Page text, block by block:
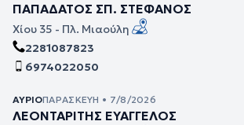
ΠΑΠΑΔΑΤΟΣ ΣΠ. ΣΤΕΦΑΝΟΣ
Χίου 35 - Πλ. Μιαούλη
2281087823
6974022050
ΑΎΡΙΟΠΑΡΑΣΚΕΥΉ • 7/8/2026
ΛΕΟΝΤΑΡΙΤΗΣ ΕΥΑΓΓΕΛΟΣ